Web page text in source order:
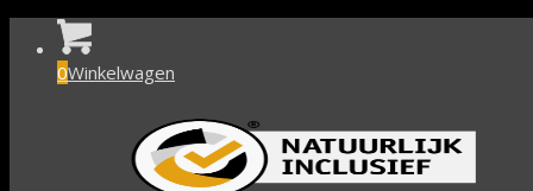
0Winkelwagen